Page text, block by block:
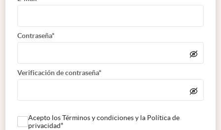
Contraseña*
Verificación de contraseña*
Acepto los Términos y condiciones y la Política de
privacidad*